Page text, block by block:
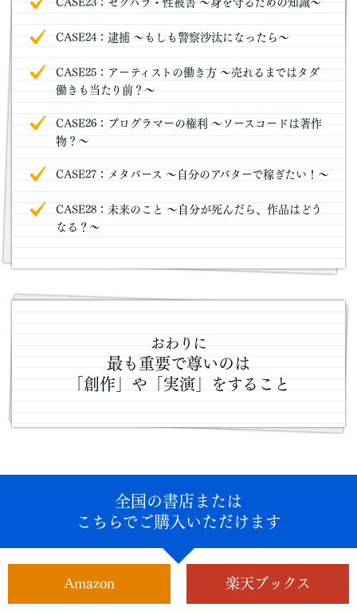
CASE23：セクハラ・性被害 ～身を守るための知識～
CASE24：逮捕 ～もしも警察沙汰になったら～
CASE25：アーティストの働き方 ～売れるまではタダ
働きも当たり前？～
CASE26：プログラマーの権利 ～ソースコードは著作
物？～
CASE27：メタバース ～自分のアバターで稼ぎたい！～
CASE28：未来のこと ～自分が死んだら、作品はどう
なる？～
おわりに
最も重要で尊いのは
「創作」や「実演」をすること
全国の書店または
こちらでご購入いただけます
Amazon 楽天ブックス